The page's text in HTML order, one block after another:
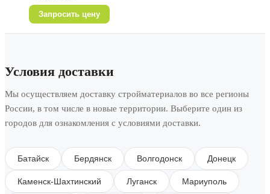
Запросить цену
Условия доставки
Мы осуществляем доставку стройматериалов во все регионы
России, в том числе в новые территории. Выберите один из
городов для ознакомления с условиями доставки.
Батайск Бердянск Волгодонск Донецк
Каменск-Шахтинский Луганск Мариуполь